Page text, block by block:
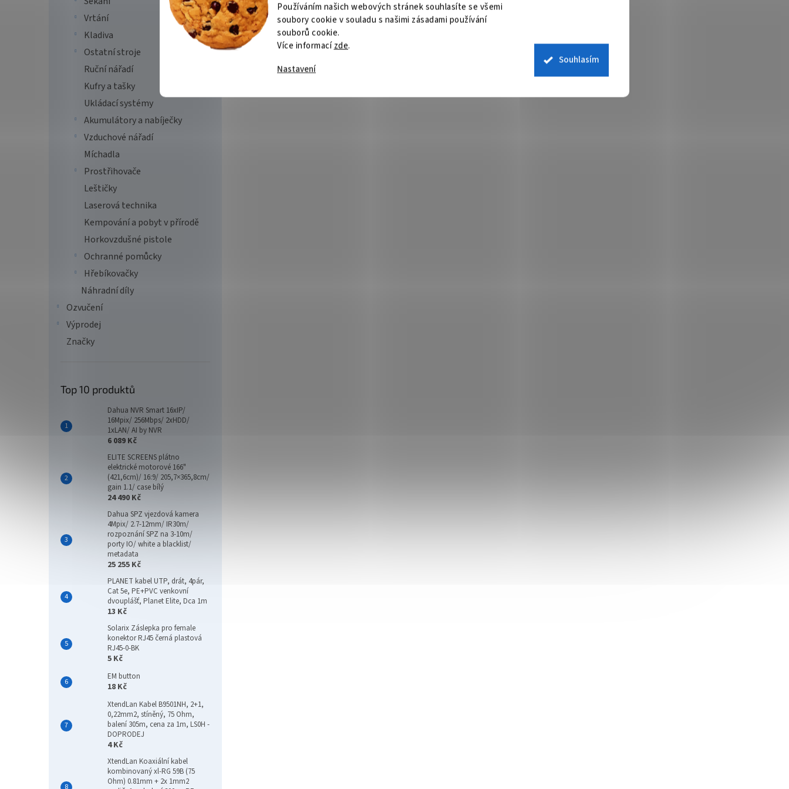
Používáním našich webových stránek souhlasíte se všemi
soubory cookie v souladu s našimi zásadami používání
souborů cookie.
Více informacízde.
Nastavení
Souhlasím
Vrtání
Kladiva
Ostatní stroje
Ruční nářadí
Kufry a tašky
Ukládací systémy
Akumulátory a nabíječky
Vzduchové nářadí
Míchadla
Prostřihovače
Leštičky
Laserová technika
Kempování a pobyt v přírodě
Horkovzdušné pistole
Ochranné pomůcky
Hřebíkovačky
Náhradní díly
Ozvučení
Výprodej
Značky
Top 10 produktů
Dahua NVR Smart 16xIP/
16Mpix/ 256Mbps/ 2xHDD/
1xLAN/ AI by NVR
6 089 Kč
ELITE SCREENS plátno
elektrické motorové 166"
(421,6cm)/ 16:9/ 205,7×365,8cm/
gain 1.1/ case bílý
24 490 Kč
Dahua SPZ vjezdová kamera
4Mpix/ 2.7-12mm/ IR30m/
rozpoznání SPZ na 3-10m/
porty IO/ white a blacklist/
metadata
25 255 Kč
PLANET kabel UTP, drát, 4pár,
Cat 5e, PE+PVC venkovní
dvouplášť, Planet Elite, Dca 1m
13 Kč
Solarix Záslepka pro female
konektor RJ45 černá plastová
RJ45-0-BK
5 Kč
EM button
18 Kč
XtendLan Kabel B9501NH, 2+1,
0,22mm2, stíněný, 75 Ohm,
balení 305m, cena za 1m, LS0H -
DOPRODEJ
4 Kč
XtendLan Koaxiální kabel
kombinovaný xl-RG 59B (75
Ohm) 0.81mm + 2x 1mm2